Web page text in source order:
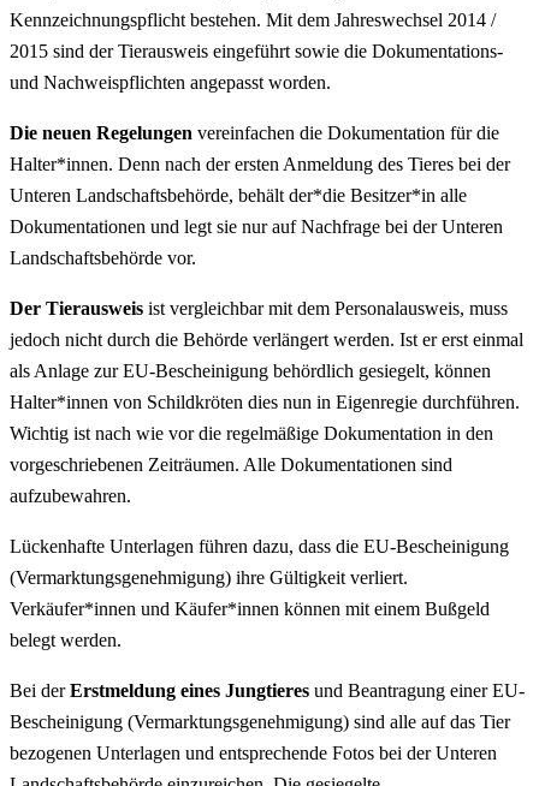
Kennzeichnungspflicht bestehen. Mit dem Jahreswechsel 2014 /
2015 sind der Tierausweis eingeführt sowie die Dokumentations-
und Nachweispflichten angepasst worden.
Die neuen Regelungen vereinfachen die Dokumentation für die
Halter*innen. Denn nach der ersten Anmeldung des Tieres bei der
Unteren Landschaftsbehörde, behält der*die Besitzer*in alle
Dokumentationen und legt sie nur auf Nachfrage bei der Unteren
Landschaftsbehörde vor.
Der Tierausweis ist vergleichbar mit dem Personalausweis, muss
jedoch nicht durch die Behörde verlängert werden. Ist er erst einmal
als Anlage zur EU-Bescheinigung behördlich gesiegelt, können
Halter*innen von Schildkröten dies nun in Eigenregie durchführen.
Wichtig ist nach wie vor die regelmäßige Dokumentation in den
vorgeschriebenen Zeiträumen. Alle Dokumentationen sind
aufzubewahren.
Lückenhafte Unterlagen führen dazu, dass die EU-Bescheinigung
(Vermarktungsgenehmigung) ihre Gültigkeit verliert.
Verkäufer*innen und Käufer*innen können mit einem Bußgeld
belegt werden.
Bei derErstmeldung eines Jungtieres und Beantragung einer EU-
Bescheinigung (Vermarktungsgenehmigung) sind alle auf das Tier
bezogenen Unterlagen und entsprechende Fotos bei der Unteren